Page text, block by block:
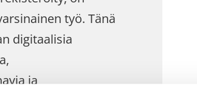
työ. Tänä
digitaalisia
ja
tai